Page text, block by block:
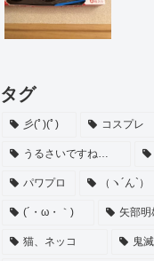
タグ
彡(ﾟ)(ﾟ) コスプレ
うるさいですね…
パワプロ （ヽ´ん`）
(´・ω・｀) 矢部明
猫、ネッコ 鬼